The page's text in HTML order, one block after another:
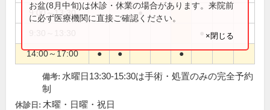
9:00～13:30 ●
14:00～17:00 ● ● ●
お盆(8月中旬)は休診・休業の場合があります。来院前
に必ず医療機関に直接ご確認ください。
×閉じる
備考: 水曜日13:30-15:30は手術・処置のみの完全予約
制
休診日: 木曜・日曜・祝日